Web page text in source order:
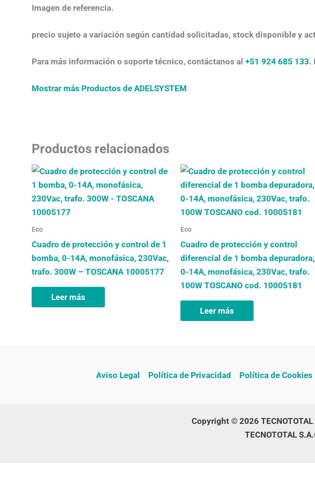
Imagen de referencia.
precio sujeto a variación según cantidad solicitadas, stock disponible y
Para más información o soporte técnico, contáctanos al +51 924 685 133.
Mostrar más Productos de ADELSYSTEM
Productos relacionados
Eco
Cuadro de protección y control de 1
bomba, 0-14A, monofásica, 230Vac,
trafo. 300W – TOSCANA 10005177
Leer más
Eco
Cuadro de protección y control
diferencial de 1 bomba depuradora,
0-14A, monofásica, 230Vac, trafo.
100W TOSCANO cod. 10005181
Leer más
Aviso Legal Política de Privacidad Política de Cookies
Copyright © 2026 TECNOTOTAL
TECNOTOTAL